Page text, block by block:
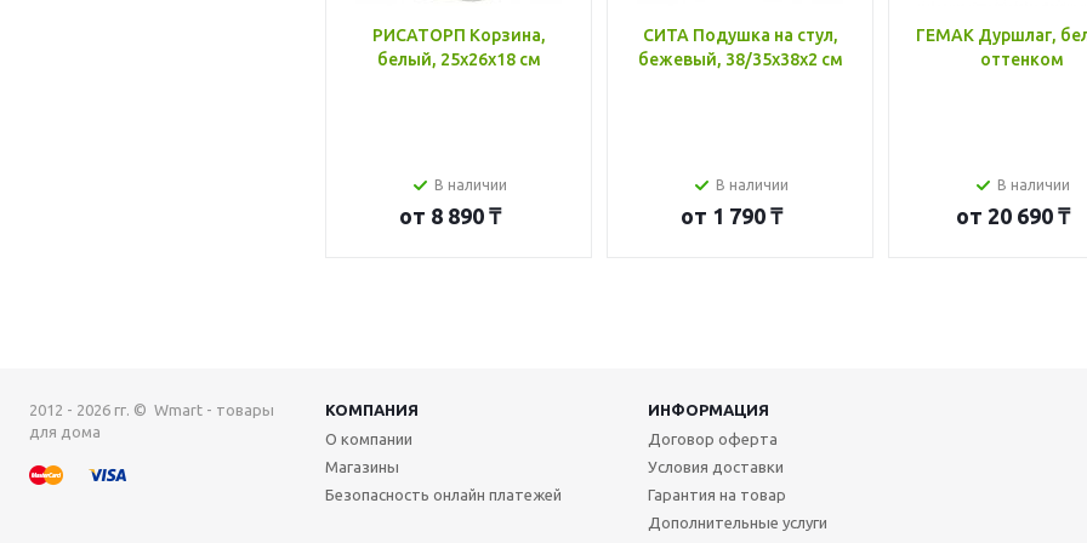
РИСАТОРП Корзина,
белый, 25x26x18 см
В наличии
от 8 890 ₸
СИТА Подушка на стул,
бежевый, 38/35x38x2 см
В наличии
от 1 790 ₸
ГЕМАК Дуршлаг,
оттенком
В наличии
от 20 690 ₸
2012 - 2026 гг. © Wmart - товары
для дома
КОМПАНИЯ
ИНФОРМАЦИЯ
О компании
Магазины
Безопасность онлайн платежей
Договор оферта
Условия доставки
Гарантия на товар
Дополнительные услуги